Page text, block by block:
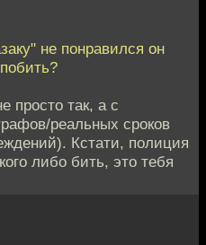
не понравился он
просто так, а с
реальных сроков
Кстати, полиция
либо бить, это тебя